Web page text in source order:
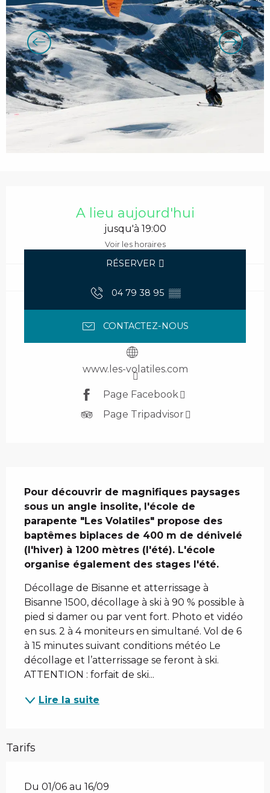
A lieu aujourd'hui
jusqu'à 19:00
Voir les horaires
RÉSERVER
04 79 38 95 ▒▒
CONTACTEZ-NOUS
www.les-volatiles.com
Page Facebook
Page Tripadvisor
Pour découvrir de magnifiques paysages
sous un angle insolite, l'école de
parapente "Les Volatiles" propose des
baptêmes biplaces de 400 m de dénivelé
(l'hiver) à 1200 mètres (l'été). L'école
organise également des stages l'été.
Décollage de Bisanne et atterrissage à
Bisanne 1500, décollage à ski à 90 % possible à
pied si damer ou par vent fort. Photo et vidéo
en sus. 2 à 4 moniteurs en simultané. Vol de 6
à 15 minutes suivant conditions météo Le
décollage et l’atterrissage se feront à ski.
ATTENTION : forfait de ski...
Lire la suite
Tarifs
Du 01/06 au 16/09